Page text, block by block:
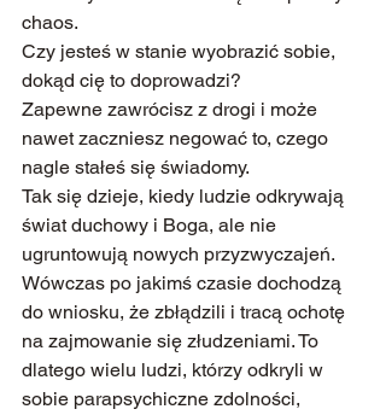
chaos.
Czy jesteś w stanie wyobrazić sobie,
dokąd cię to doprowadzi?
Zapewne zawrócisz z drogi i może
nawet zaczniesz negować to, czego
nagle stałeś się świadomy.
Tak się dzieje, kiedy ludzie odkrywają
świat duchowy i Boga, ale nie
ugruntowują nowych przyzwyczajeń.
Wówczas po jakimś czasie dochodzą
do wniosku, że zbłądzili i tracą ochotę
na zajmowanie się złudzeniami. To
dlatego wielu ludzi, którzy odkryli w
sobie parapsychiczne zdolności,